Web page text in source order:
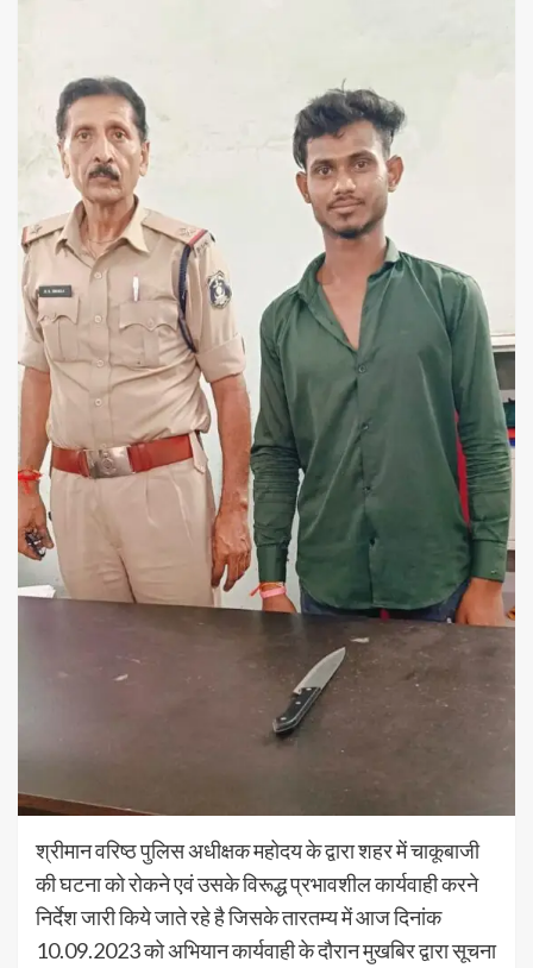
श्रीमान वरिष्ठ पुलिस अधीक्षक महोदय के द्वारा शहर में चाकूबाजी
की घटना को रोकने एवं उसके विरूद्ध प्रभावशील कार्यवाही करने
निर्देश जारी किये जाते रहे है जिसके तारतम्य में आज दिनांक
10.09.2023 को अभियान कार्यवाही के दौरान मुखबिर द्वारा सूचना